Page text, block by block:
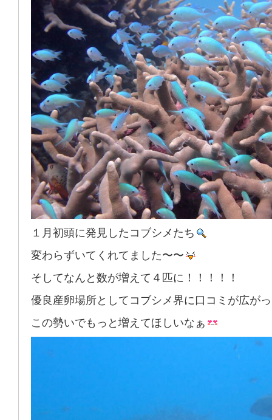
１月初頭に発見したコブシメたち
変わらずいてくれてました〜〜
そしてなんと数が増えて４匹に！！！！！
優良産卵場所としてコブシメ界に口コミが広が
この勢いでもっと増えてほしいなぁ